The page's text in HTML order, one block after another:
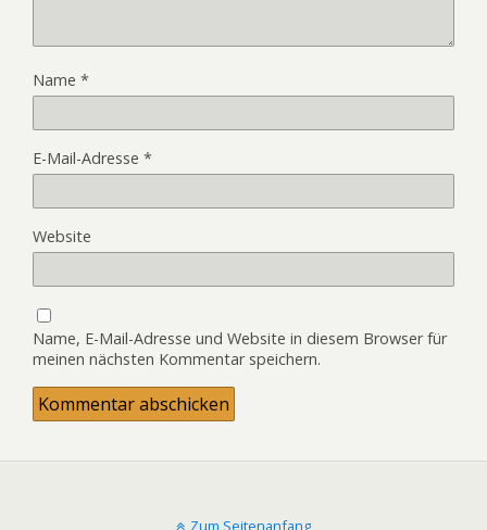
Name *
E-Mail-Adresse *
Website
Name, E-Mail-Adresse und Website in diesem Browser für
meinen nächsten Kommentar speichern.
Zum Seitenanfang